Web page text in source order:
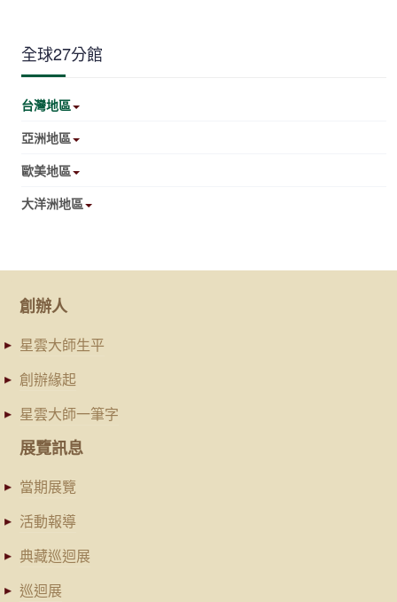
全球27分館
台灣地區
亞洲地區
歐美地區
大洋洲地區
創辦人
星雲大師生平
創辦緣起
星雲大師一筆字
展覽訊息
當期展覽
活動報導
典藏巡迴展
巡迴展